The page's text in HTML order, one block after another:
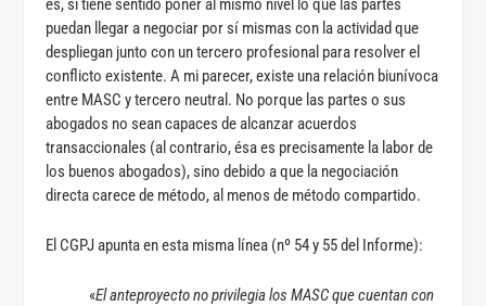
es, si tiene sentido poner al mismo nivel lo que las partes
puedan llegar a negociar por sí mismas con la actividad que
despliegan junto con un tercero profesional para resolver el
conflicto existente. A mi parecer, existe una relación biunívoca
entre MASC y tercero neutral. No porque las partes o sus
abogados no sean capaces de alcanzar acuerdos
transaccionales (al contrario, ésa es precisamente la labor de
los buenos abogados), sino debido a que la negociación
directa carece de método, al menos de método compartido.
El CGPJ apunta en esta misma línea (nº 54 y 55 del Informe):
«El anteproyecto no privilegia los MASC que cuentan con